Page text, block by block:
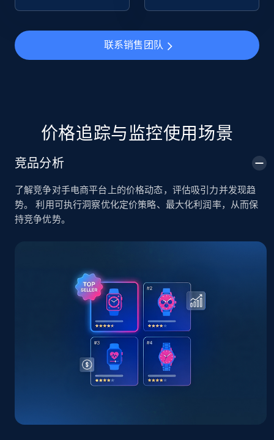
5.4K+ 667+ 立即开始
TikTok Shop - Collect TikTok shop products
by keywords search
667+ 立即开始
TikTok Shop - discover records by shop url
URL, Title, Available, Description, Currency, Initial
price, Final price, Discount percent, and more.
联系销售团队
价格追踪与监控使用场景
竞品分析
了解竞争对手电商平台上的价格动态，评估吸引力并发现趋
势。 利用可执行洞察优化定价策略、最大化利润率，从而保
持竞争优势。